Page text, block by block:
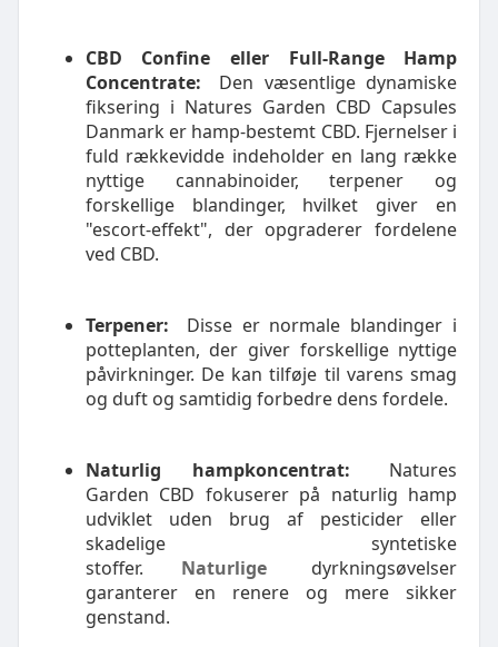
CBD Confine eller Full-Range Hamp
Concentrate:
Den væsentlige dynamiske
fiksering i Natures Garden CBD Capsules
Danmark er hamp-bestemt CBD. Fjernelser i
fuld rækkevidde indeholder en lang række
nyttige cannabinoider, terpener og
forskellige blandinger, hvilket giver en
"escort-effekt", der opgraderer fordelene
ved CBD.
Terpener:
Disse er normale blandinger i
potteplanten, der giver forskellige nyttige
påvirkninger. De kan tilføje til varens smag
og duft og samtidig forbedre dens fordele.
Naturlig hampkoncentrat:
Natures
Garden CBD fokuserer på naturlig hamp
udviklet uden brug af pesticider eller
skadelige syntetiske
stoffer. Naturlige
dyrkningsøvelser
garanterer en renere og mere sikker
genstand.